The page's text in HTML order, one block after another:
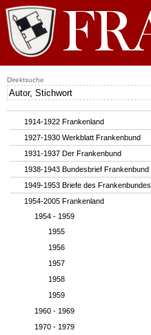
1914-1922 Frankenland
1927-1930 Werkblatt Frankenbund
1931-1937 Der Frankenbund
1938-1943 Bundesbrief Frankenbund
1949-1953 Briefe des Frankenbundes
1954-2005 Frankenland
1954 - 1959
1955
1956
1957
1958
1959
1960 - 1969
1970 - 1979
Direktsuche